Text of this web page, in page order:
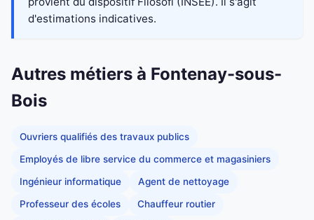
d'estimations indicatives.
Autres métiers à Fontenay-sous-
Bois
Ouvriers qualifiés des travaux publics
Employés de libre service du commerce et magasiniers
Ingénieur informatique Agent de nettoyage
Professeur des écoles Chauffeur routier